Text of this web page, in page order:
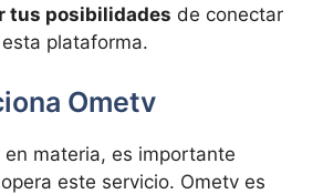
tus posibilidades de conectar
plataforma.
Ometv
materia, es importante
este servicio. Ometv es